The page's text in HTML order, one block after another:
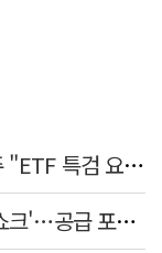
국힘 "김용범 경질해야" 총공세…민주 "ETF 특검 요구는 마타도어"
안철수 "이재명 정부 주택공급 '어닝 쇼크'…공급 포기한 대통령"